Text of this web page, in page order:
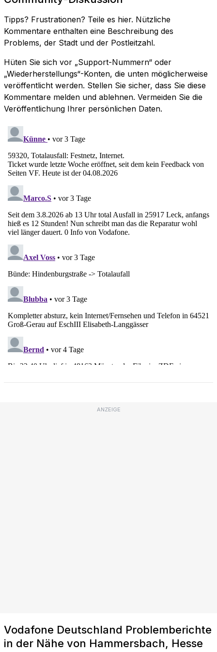
Tipps? Frustrationen? Teile es hier. Nützliche
Kommentare enthalten eine Beschreibung des
Problems, der Stadt und der Postleitzahl.
Hüten Sie sich vor „Support-Nummern“ oder
„Wiederherstellungs“-Konten, die unten möglicherweise
veröffentlicht werden. Stellen Sie sicher, dass Sie diese
Kommentare melden und ablehnen. Vermeiden Sie die
Veröffentlichung Ihrer persönlichen Daten.
ANZEIGE
Vodafone Deutschland Problemberichte
in der Nähe von Hammersbach, Hesse